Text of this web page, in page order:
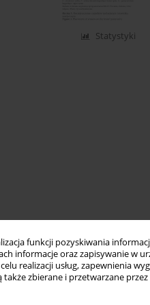
funkcji pozyskiwania
informacje oraz zapisywanie w
realizacji usług, zapewnienia
także zbierane i przetwarzane
Statystyki